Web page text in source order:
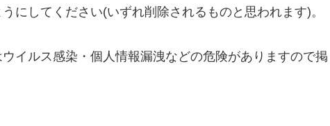
にしてください(いずれ削除されるものと思われます)。
イルス感染・個人情報漏洩などの危険がありますので掲